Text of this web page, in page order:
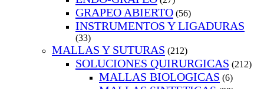
GRAPEO ABIERTO (56)
INSTRUMENTOS Y LIGADURAS
(33)
MALLAS Y SUTURAS (212)
SOLUCIONES QUIRURGICAS (212)
MALLAS BIOLOGICAS (6)